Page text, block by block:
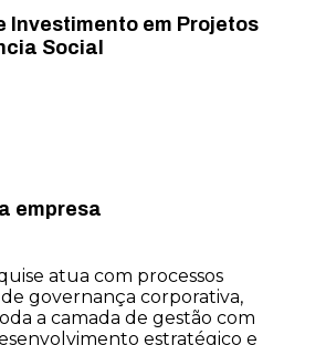
Investimento em Projetos
Social
empresa
atua com processos
governança corporativa,
a camada de gestão com
estratégico e